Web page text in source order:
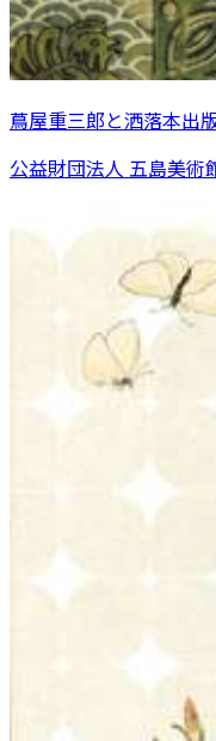
蔦屋重三郎と洒落本出
公益財団法人 五島美術